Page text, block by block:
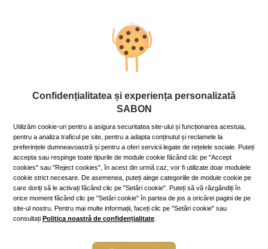
și sustenabile pe tot parcursul anului.
Monica Davidescu, alături de noi, pentru o planetă mai curată!
Pe data de 8 și 9 aprilie, de la ora 17:00 - 19:00, cunoscuta actriță
Sabon din AFI Cotroceni, pentru a sprijini campania pe care
am inițiat-o Ziua Pământului. Vei avea ocazia să cumperi un
valoarea căruia Sabon va dona 10% asociațieiMaiMultVerde
Vei fi astfel parte dintr-un frumos proiect de reducere a
deșeurilor și promovare a sustenabilității, cu satisfacția că
printr-un mic gest, ai făcut ca planeta noastră să fie un loc mai
sănătos și mai fericit
Hai să o cunoști pe Monica!
***
Confidențialitatea și experiența personalizată
SABON
Utilizăm cookie-uri pentru a asigura securitatea site-ului și funcționarea acestuia,
pentru a analiza traficul pe site, pentru a adapta conținutul și reclamele la
preferințele dumneavoastră și pentru a oferi servicii legate de rețelele sociale. Puteți
accepta sau respinge toate tipurile de module cookie făcând clic pe "Accept
cookies" sau "Reject cookies", în acest din urmă caz, vor fi utilizate doar modulele
cookie strict necesare. De asemenea, puteți alege categoriile de module cookie pe
care doriți să le activați făcând clic pe "Setări cookie". Puteți să vă răzgândiți în
orice moment făcând clic pe "Setări cookie" în partea de jos a oricărei pagini de pe
site-ul nostru. Pentru mai multe informații, faceți clic pe "Setări cookie" sau
consultați Politica noastră de confidențialitate